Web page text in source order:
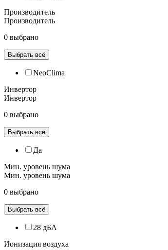
Производитель
Производитель
0 выбрано
Выбрать всё
NeoClima
Инвертор
Инвертор
0 выбрано
Выбрать всё
Да
Мин. уровень шума
Мин. уровень шума
0 выбрано
Выбрать всё
28 дБА
Ионизация воздуха